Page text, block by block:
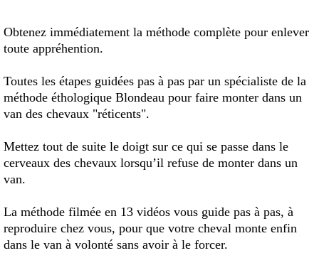
Obtenez immédiatement la méthode complète pour enlever
toute appréhention.
Toutes les étapes guidées pas à pas par un spécialiste de la
méthode éthologique Blondeau pour faire monter dans un
van des chevaux "réticents".
Mettez tout de suite le doigt sur ce qui se passe dans le
cerveaux des chevaux lorsqu’il refuse de monter dans un
van.
La méthode filmée en 13 vidéos vous guide pas à pas, à
reproduire chez vous, pour que votre cheval monte enfin
dans le van à volonté sans avoir à le forcer.